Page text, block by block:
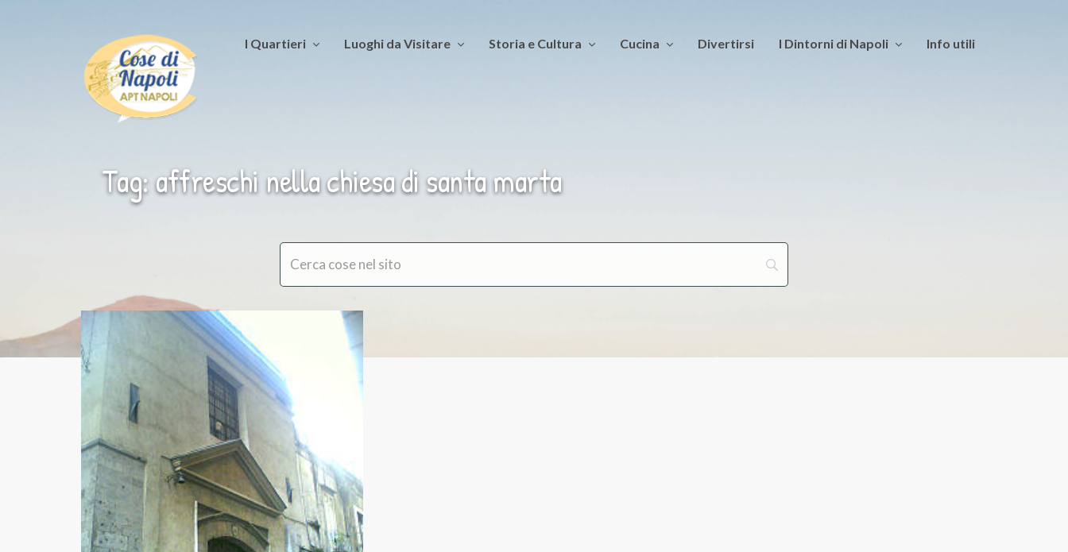
I Quartieri Luoghi da Visitare Storia e Cultura Cucina Divertirsi I Dintorni di Napoli Info utili
Tag: affreschi nella chiesa di santa marta